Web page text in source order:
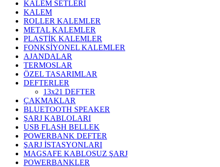
KALEM SETLERİ
KALEM
ROLLER KALEMLER
METAL KALEMLER
PLASTİK KALEMLER
FONKSİYONEL KALEMLER
AJANDALAR
TERMOSLAR
ÖZEL TASARIMLAR
DEFTERLER
13x21 DEFTER
ÇAKMAKLAR
BLUETOOTH SPEAKER
ŞARJ KABLOLARI
USB FLASH BELLEK
POWERBANK DEFTER
ŞARJ İSTASYONLARI
MAGSAFE KABLOSUZ ŞARJ
POWERBANKLER